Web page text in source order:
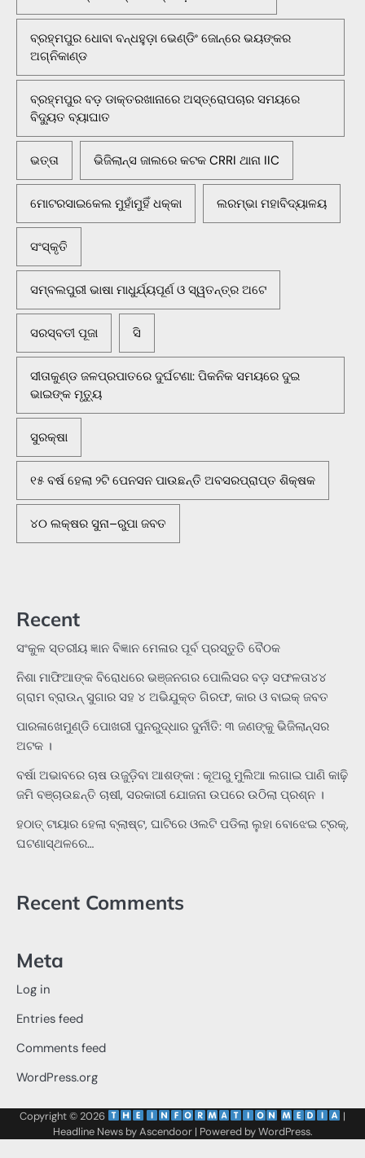
ବ୍ରହ୍ମପୁର ଧୋବା ବନ୍ଧହୁଡ଼ା ଭେଣ୍ଡିଂ ଜୋନ୍‌ରେ ଭୟଙ୍କର
ଅଗ୍ନିକାଣ୍ଡ
ବ୍ରହ୍ମପୁର ବଡ଼ ଡାକ୍ତରଖାନାରେ ଅସ୍ତ୍ରୋପଚାର ସମୟରେ
ବିଦ୍ୟୁତ ବ୍ୟାଘାତ
ଭତ୍ତା ଭିଜିଲାନ୍ସ ଜାଲରେ କଟକ CRRI ଥାନା IIC
ମୋଟରସାଇକେଲ ମୁହାଁମୁହିଁ ଧକ୍କା ଲରମ୍ଭା ମହାବିଦ୍ୟାଳୟ
ସଂସ୍କୃତି
ସମ୍ବଲପୁରୀ ଭାଷା ମାଧୁର୍ଯ୍ୟପୂର୍ଣ ଓ ସ୍ୱତନ୍ତ୍ର ଅଟେ
ସରସ୍ବତୀ ପୂଜା ସି
ସୀତାକୁଣ୍ଡ ଜଳପ୍ରପାତରେ ଦୁର୍ଘଟଣା: ପିକନିକ ସମୟରେ ଦୁଇ
ଭାଇଙ୍କ ମୃତ୍ୟୁ
ସୁରକ୍ଷା
୧୫ ବର୍ଷ ହେଲା ୨ଟି ପେନସନ ପାଉଛନ୍ତି ଅବସରପ୍ରାପ୍ତ ଶିକ୍ଷକ
୪୦ ଲକ୍ଷର ସୁନା–ରୁପା ଜବତ
Recent
ସଂକୁଳ ସ୍ତରୀୟ ଜ୍ଞାନ ବିଜ୍ଞାନ ମେଳାର ପୂର୍ବ ପ୍ରସ୍ତୁତି ବୈଠକ
ନିଶା ମାଫିଆଙ୍କ ବିରୋଧରେ ଭଞ୍ଜନଗର ପୋଲିସର ବଡ଼ ସଫଳତା୪୪
ଗ୍ରାମ ବ୍ରାଉନ୍ ସୁଗାର ସହ ୪ ଅଭିଯୁକ୍ତ ଗିରଫ, କାର ଓ ବାଇକ୍ ଜବତ
ପାରଳାଖେମୁଣ୍ଡି ପୋଖରୀ ପୁନରୁଦ୍ଧାର ଦୁର୍ନୀତି: ୩ ଜଣଙ୍କୁ ଭିଜିଲାନ୍ସର
ଅଟକ ।
ବର୍ଷା ଅଭାବରେ ଚାଷ ଉଜୁଡ଼ିବା ଆଶଙ୍କା : କୂଅରୁ ମୁଲିଆ ଲଗାଇ ପାଣି କାଢ଼ି
ଜମି ବଞ୍ଚାଉଛନ୍ତି ଚାଷୀ, ସରକାରୀ ଯୋଜନା ଉପରେ ଉଠିଲା ପ୍ରଶ୍ନ ।
ହଠାତ୍‌ ଟାୟାର ହେଲା ବ୍ଲାଷ୍ଟ, ଘାଟିରେ ଓଲଟି ପଡିଲା ଲୁହା ବୋଝେଇ ଟ୍ରକ୍‌,
ଘଟଣାସ୍ଥଳରେ…
Recent Comments
Meta
Log in
Entries feed
Comments feed
WordPress.org
Copyright © 2026
|
Headline News byAscendoor| Powered byWordPress.